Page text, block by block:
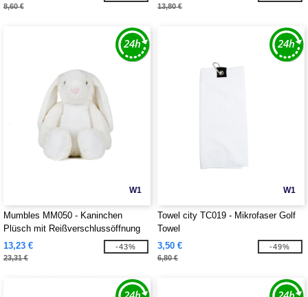
8,60 € 13,80 €
W1
Mumbles MM050 - Kaninchen
Plüsch mit Reißverschlussöffnung
13,23 €
23,31 €
-43%
W1
Towel city TC019 - Mikrofaser Golf
Towel
3,50 €
6,80 €
-49%